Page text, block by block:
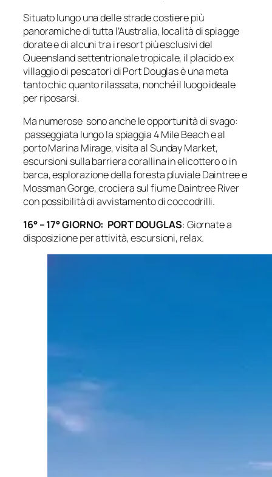
Situato lungo una delle strade costiere più
panoramiche di tutta l’Australia, località di spiagge
dorate e di alcuni tra i resort più esclusivi del
Queensland settentrionale tropicale, il placido ex
villaggio di pescatori di Port Douglas è una meta
tanto chic quanto rilassata, nonché il luogo ideale
per riposarsi.
Ma numerose sono anche le opportunità di svago:
passeggiata lungo la spiaggia 4 Mile Beach e al
porto Marina Mirage, visita al Sunday Market,
escursioni sulla barriera corallina in elicottero o in
barca, esplorazione della foresta pluviale Daintree e
Mossman Gorge, crociera sul fiume Daintree River
con possibilità di avvistamento di coccodrilli.
16° – 17° GIORNO: PORT DOUGLAS: Giornate a
disposizione per attività, escursioni, relax.